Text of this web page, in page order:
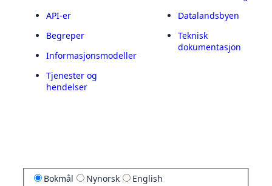
API-er
Begreper
Informasjonsmodeller
Tjenester og
hendelser
Datalandsbyen
Teknisk
dokumentasjon
Bokmål Nynorsk English